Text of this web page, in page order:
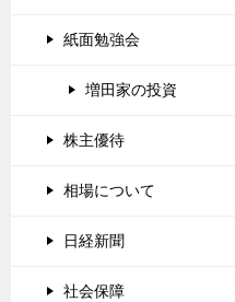
紙面勉強会
増田家の投資
株主優待
相場について
日経新聞
社会保障